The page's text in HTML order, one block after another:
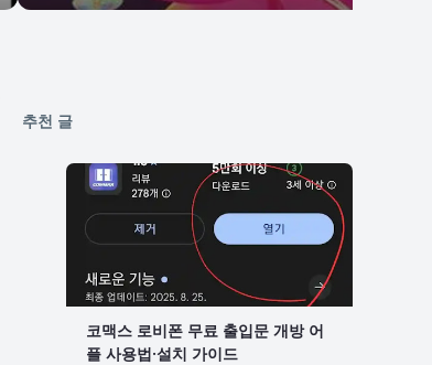
추천 글
코맥스 로비폰 무료 출입문 개방 어
플 사용법·설치 가이드